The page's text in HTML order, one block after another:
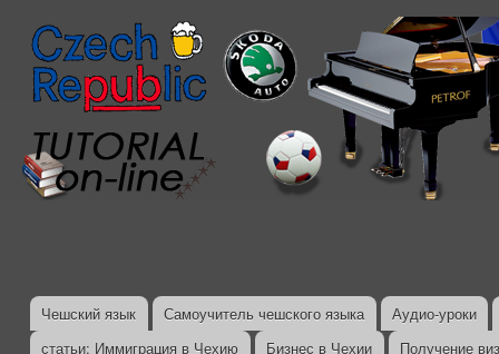
Главное меню
Чешский язык Самоучитель чешского языка
Аудио-уроки
статьи: Иммиграция в Чехию
Бизнес в Чехии
Получение